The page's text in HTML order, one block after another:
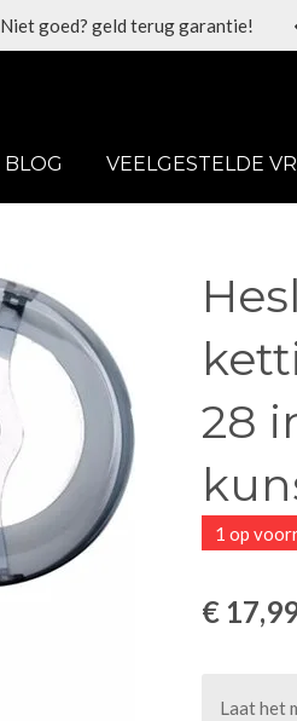
Niet goed? geld terug garantie!
BLOG VEELGESTELDE
28
1 op
€
Laat het